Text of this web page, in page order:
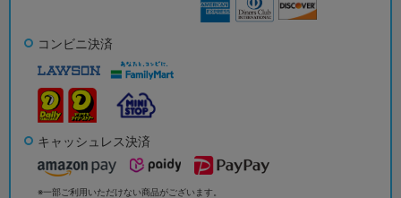
コンビニ決済
キャッシュレス決済
※一部ご利用いただけない商品がございます。